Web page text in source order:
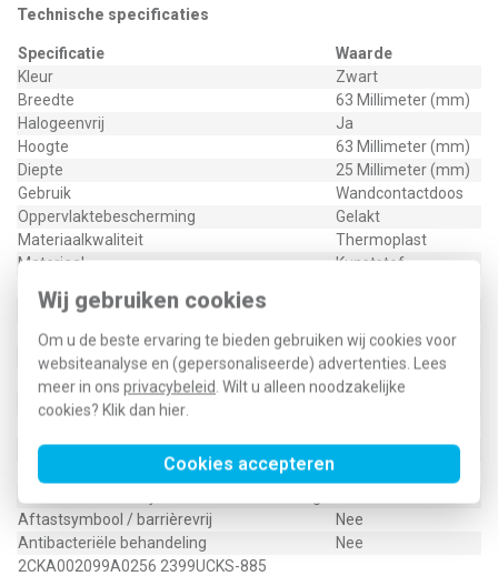
Wij gebruiken cookies
Om u de beste ervaring te bieden gebruiken wij cookies voor
websiteanalyse en (gepersonaliseerde) advertenties. Lees
meer in ons privacybeleid. Wilt u alleen noodzakelijke
cookies? Klik dan hier.
Cookies accepteren
Technische specificaties
Specificatie
Waarde
Kleur
Zwart
Breedte
63 Millimeter (mm)
Halogeenvrij
Ja
Hoogte
63 Millimeter (mm)
Diepte
25 Millimeter (mm)
Gebruik
Wandcontactdoos
Oppervlaktebescherming
Gelakt
Materiaalkwaliteit
Thermoplast
Materiaal
Kunststof
Opdruk/indicatie
Controlevenster/verlicht
Nee
RAL-nummer (vergelijkbaar)
9005
Slagvastheid
IK03
Met indicatieveld
Uitvoering oppervlakte
Mat
Geschikt voor beschermingsgraad (IP)
Geschikt voor bussysteem-toetsaansluiting
Aftastsymbool / barrièrevrij
Nee
Antibacteriële behandeling
Nee
2CKA002099A0256 2399UCKS-885